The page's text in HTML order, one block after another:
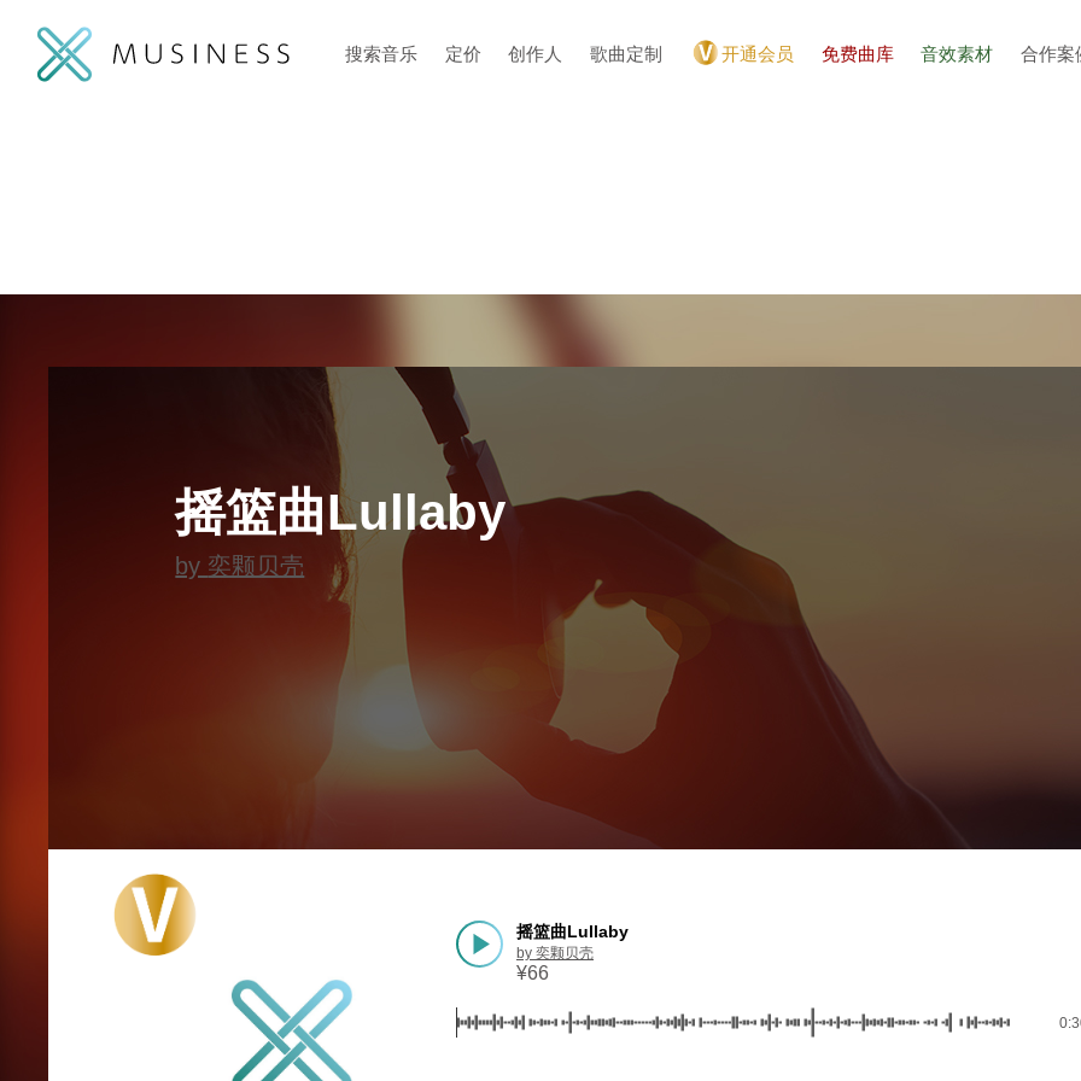
搜索音乐 定价 创作人 歌曲定制 开通会员 免费曲库 音效素材 合作案
摇篮曲Lullaby
by 奕颗贝壳
摇篮曲Lullaby
by 奕颗贝壳
¥66